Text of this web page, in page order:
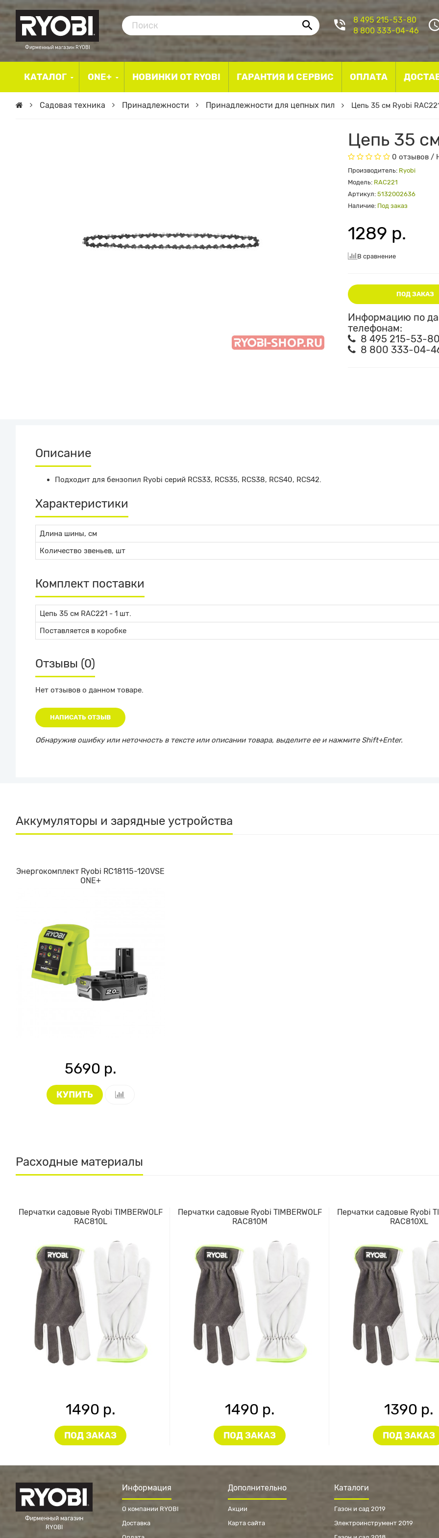
Фирменный магазин RYOBI
8 495 215-53-80
8 800 333-04-46
КАТАЛОГ ONE+ НОВИНКИ ОТ RYOBI ГАРАНТИЯ И СЕРВИС ОПЛАТА
Садовая техника Принадлежности Принадлежности для цепных пил Цепь 35 см Ryobi
Цепь 35
0 отзывов /
Производитель: Ryobi
Модель: RAC221
Артикул: 5132002636
Наличие: Под заказ
1289 р.
В сравнение
ПОД ЗАКАЗ
Информацию по
телефонам:
8 495 215-53-80
8 800 333-04-
Описание
Подходит для бензопил Ryobi серий RCS33, RCS35, RCS38, RCS40, RCS42.
Характеристики
Длина шины, см
Количество звеньев, шт
Комплект поставки
Цепь 35 см RAC221 - 1 шт.
Поставляется в коробке
Отзывы (0)
Нет отзывов о данном товаре.
НАПИСАТЬ ОТЗЫВ
Обнаружив ошибку или неточность в тексте или описании товара, выделите ее и нажмите Shift+Enter.
Аккумуляторы и зарядные устройства
Энергокомплект Ryobi RC18115-120VSE
ONE+
5690 р.
КУПИТЬ
Расходные материалы
Перчатки садовые Ryobi TIMBERWOLF
RAC810L
1490 р.
ПОД ЗАКАЗ
Перчатки садовые Ryobi TIMBERWOLF
RAC810M
1490 р.
ПОД ЗАКАЗ
Перчатки садовые Ryobi
RAC810XL
1390 р.
ПОД ЗАКАЗ
Фирменный магазин
RYOBI
Информация
О компании RYOBI
Доставка
Дополнительно
Акции
Карта сайта
Каталоги
Газон и сад 2019
Электроинструмент 2019